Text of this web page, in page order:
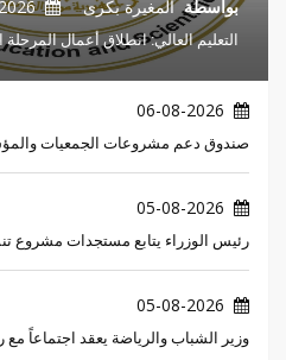
بواسطة المغيرة بكرى
التعليم العالي: انطلاق أعمال المرحلة
06-08-2026
صندوق دعم مشروعات الجمعيات
05-08-2026
رئيس الوزراء يتابع مستجدات مشروع
05-08-2026
وزير الشباب والرياضة يعقد اجتماعاً